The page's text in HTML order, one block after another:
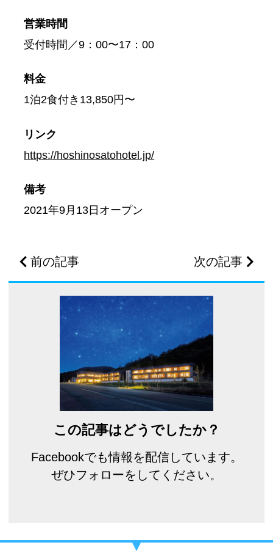
営業時間
受付時間／9：00〜17：00
料金
1泊2食付き13,850円〜
リンク
https://hoshinosatohotel.jp/
備考
2021年9月13日オープン
前の記事 次の記事
この記事はどうでしたか？
Facebookでも情報を配信しています。
ぜひフォローをしてください。